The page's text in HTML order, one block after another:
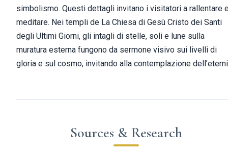
simbolismo. Questi dettagli invitano i visitatori a rallentare
meditare. Nei templi de La Chiesa di Gesù Cristo dei Santi
degli Ultimi Giorni, gli intagli di stelle, soli e lune sulla
muratura esterna fungono da sermone visivo sui livelli di
gloria e sul cosmo, invitando alla contemplazione
Sources & Research